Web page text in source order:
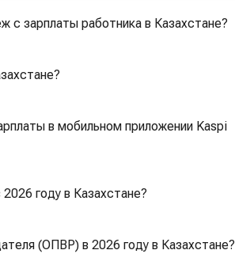
с зарплаты работника в Казахстане?
в мобильном приложении Kaspi
году в Казахстане?
(ОПВР) в 2026 году в Казахстане?